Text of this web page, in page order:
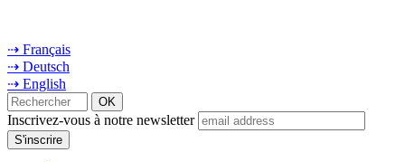
⇢ Français
⇢ Deutsch
⇢ English
Inscrivez-vous à notre newsletter